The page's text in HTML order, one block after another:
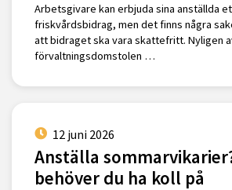
Arbetsgivare kan erbjuda sina anställda
friskvårdsbidrag, men det finns några
att bidraget ska vara skattefritt. Nyligen
förvaltningsdomstolen …
12 juni 2026
Anställa
behöver du ha koll på